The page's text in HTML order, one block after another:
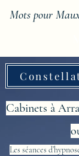
Mots pour
Cabinets à
Les séances